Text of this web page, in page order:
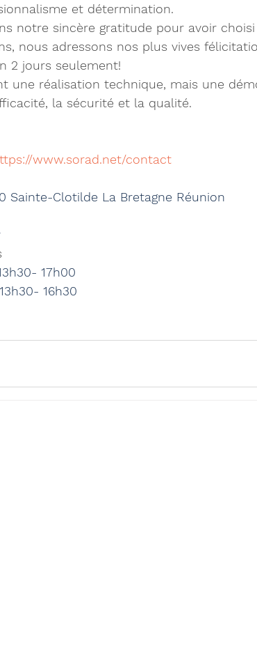
et détermination.
notre sincère gratitude pour avoir
nous adressons nos plus vives
2 jours seulement!
une réalisation technique, mais une
la sécurité et la qualité.
www.sorad.net/contact
Sainte-Clotilde La Bretagne Réunion
17h00
16h30